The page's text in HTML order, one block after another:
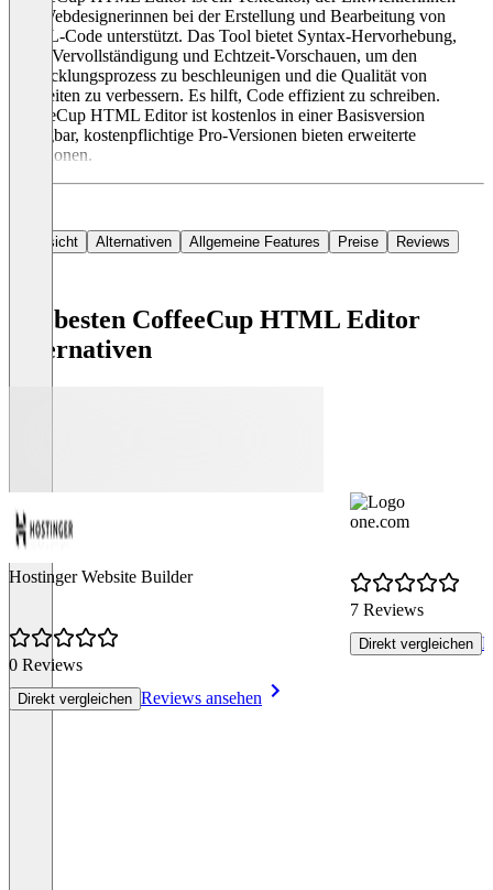
und Webdesignerinnen bei der Erstellung und Bearbeitung von
HTML-Code unterstützt. Das Tool bietet Syntax-Hervorhebung,
Code-Vervollständigung und Echtzeit-Vorschauen, um den
Entwicklungsprozess zu beschleunigen und die Qualität von
Webseiten zu verbessern. Es hilft, Code effizient zu schreiben.
CoffeeCup HTML Editor ist kostenlos in einer Basisversion
verfügbar, kostenpflichtige Pro-Versionen bieten erweiterte
Funktionen.
Übersicht Alternativen Allgemeine Features Preise Reviews
Die besten CoffeeCup HTML Editor
Alternativen
Hostinger Website Builder
0 Reviews
Direkt vergleichen Reviews ansehen
one.com
7 Reviews
Direkt vergleichen